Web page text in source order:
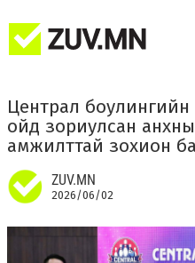
Централ
ойд зориулсан
амжилттай зохион
ZUV.MN
2026/06/02